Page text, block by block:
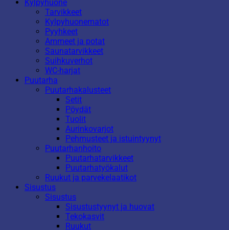
Kylpyhuone
Tarvikkeet
Kylpyhuonematot
Pyyhkeet
Ammeet ja potat
Saunatarvikkeet
Suihkuverhot
WC-harjat
Puutarha
Puutarhakalusteet
Setit
Pöydät
Tuolit
Aurinkovarjot
Pehmusteet ja istuintyynyt
Puutarhanhoito
Puutarhatarvikkeet
Puutarhatyökalut
Ruukut ja parvekelaatikot
Sisustus
Sisustus
Sisustustyynyt ja huovat
Tekokasvit
Ruukut